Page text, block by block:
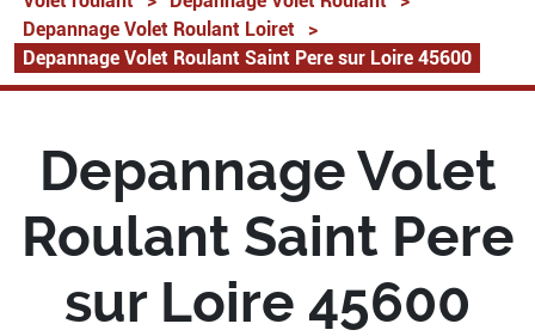
Depannage Volet Roulant Loiret
>
Depannage Volet Roulant Saint Pere sur Loire 45600
Depannage Volet
Roulant Saint Pere
sur Loire 45600